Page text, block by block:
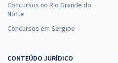
Concursos no Rio Grande do
Norte
Concursos em Sergipe
CONTEÚDO JURÍDICO